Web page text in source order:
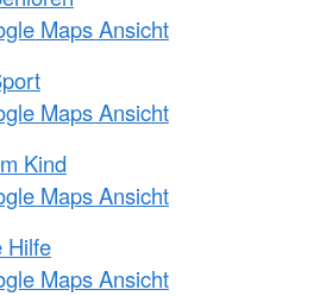
Maps Ansicht
Maps Ansicht
Kind
Maps Ansicht
Hilfe
Maps Ansicht